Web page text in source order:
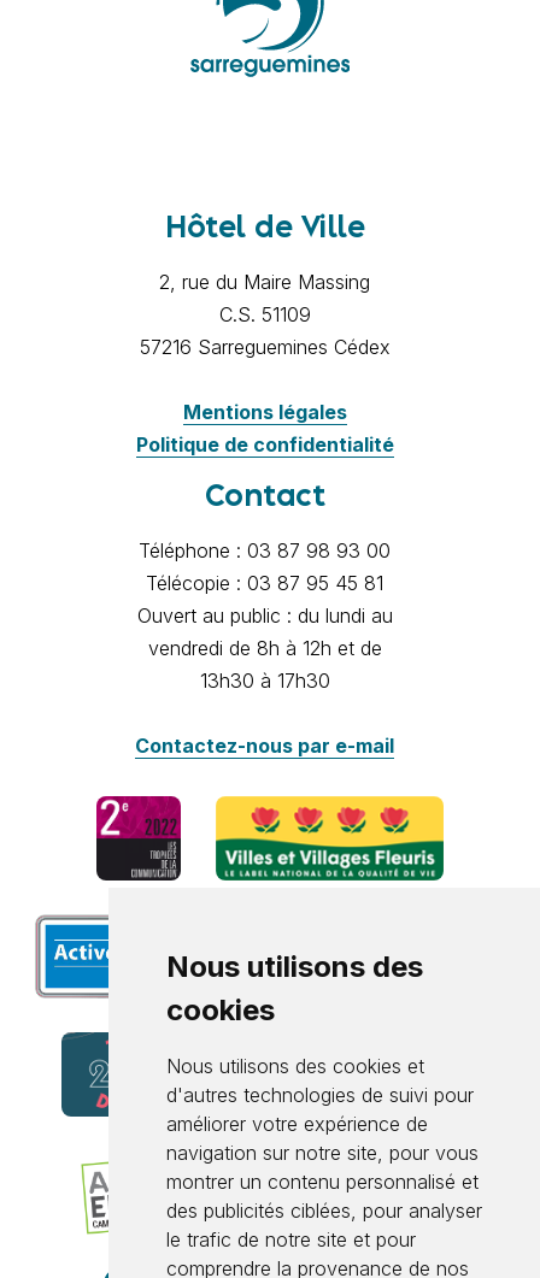
Nous utilisons des
cookies
Nous utilisons des cookies et
d'autres technologies de suivi pour
améliorer votre expérience de
navigation sur notre site, pour vous
montrer un contenu personnalisé et
des publicités ciblées, pour analyser
le trafic de notre site et pour
comprendre la provenance de nos
Hôtel de Ville
2, rue du Maire Massing
C.S. 51109
57216 Sarreguemines Cédex
Mentions légales
Politique de confidentialité
Contact
Téléphone : 03 87 98 93 00
Télécopie : 03 87 95 45 81
Ouvert au public : du lundi au
vendredi de 8h à 12h et de
13h30 à 17h30
Contactez-nous par e-mail